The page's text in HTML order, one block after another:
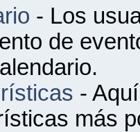
- Los
de
-
más